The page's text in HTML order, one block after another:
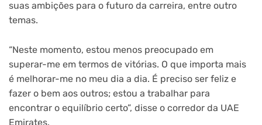
suas ambições para o futuro da carreira, entre outro
temas.
“Neste momento, estou menos preocupado em
superar-me em termos de vitórias. O que importa mais
é melhorar-me no meu dia a dia. É preciso ser feliz e
fazer o bem aos outros; estou a trabalhar para
encontrar o equilíbrio certo”, disse o corredor da UAE
Emirates.